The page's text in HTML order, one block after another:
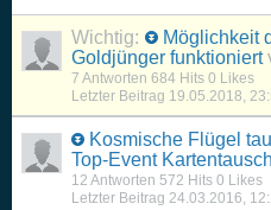
Wichtig:
Möglichkeit
Goldjünger funktioniert
7 Antworten 684 Hits 0 Likes
Letzter Beitrag 19.05.2018,
Kosmische Flügel
Top-Event Kartentausch
12 Antworten 572 Hits 0 Likes
Letzter Beitrag 24.03.2016,